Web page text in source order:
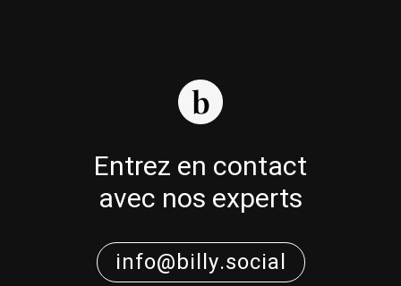
Entrez en contact
avec nos experts
info@billy.social